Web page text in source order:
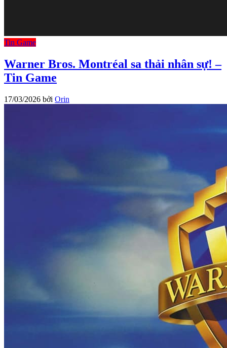
Tin Game
Warner Bros. Montréal sa thải nhân sự! –
Tin Game
17/03/2026 bởi Orin